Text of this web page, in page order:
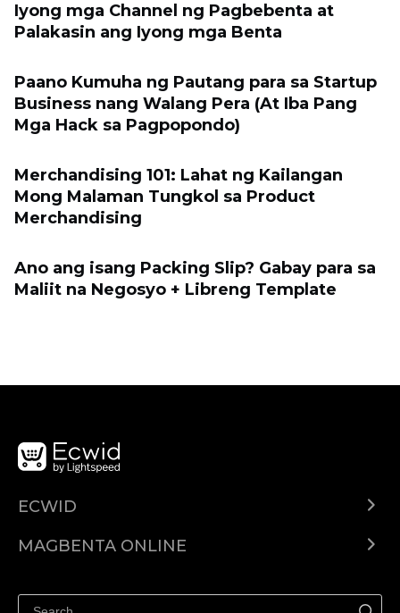
Iyong mga Channel ng Pagbebenta at
Palakasin ang Iyong mga Benta
Paano Kumuha ng Pautang para sa Startup
Business nang Walang Pera (At Iba Pang
Mga Hack sa Pagpopondo)
Merchandising 101: Lahat ng Kailangan
Mong Malaman Tungkol sa Product
Merchandising
Ano ang isang Packing Slip? Gabay para sa
Maliit na Negosyo + Libreng Template
ECWID
Help center
MAGBENTA ONLINE
Ibenta sa Facebook